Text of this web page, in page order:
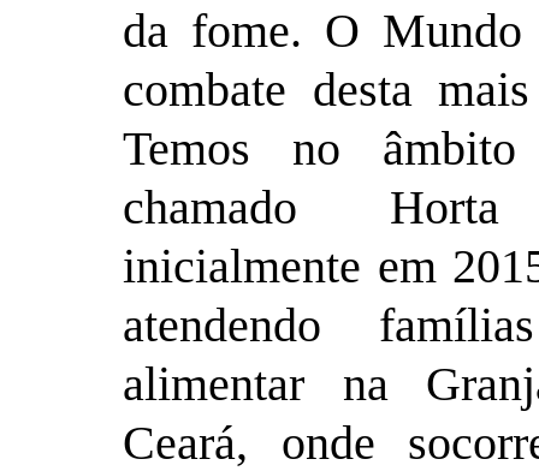
da fome. O Mundo
combate desta
Temos no
chamado
inicialmente em
atendendo
alimentar na
Ceará, onde